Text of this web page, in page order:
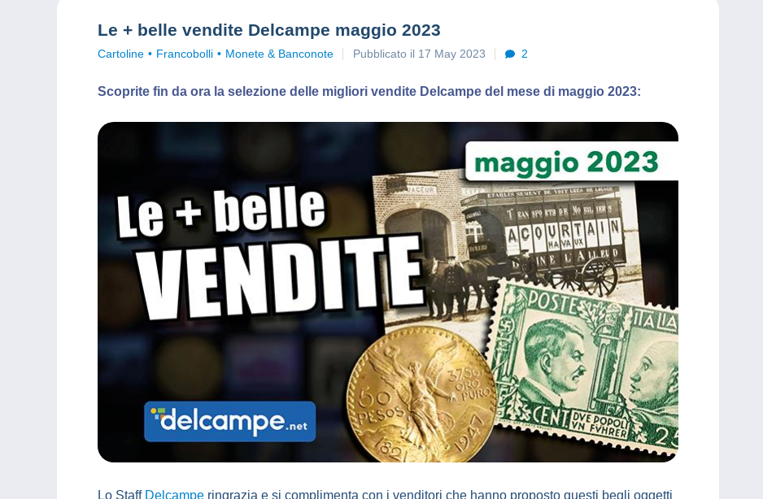
Le + belle vendite Delcampe maggio 2023
Cartoline Francobolli Monete & Banconote Pubblicato il 17 May 2023 2
Scoprite fin da ora la selezione delle migliori vendite Delcampe del mese di maggio 2023:
Lo Staff Delcampe ringrazia e si complimenta con i venditori che hanno proposto questi begli oggetti